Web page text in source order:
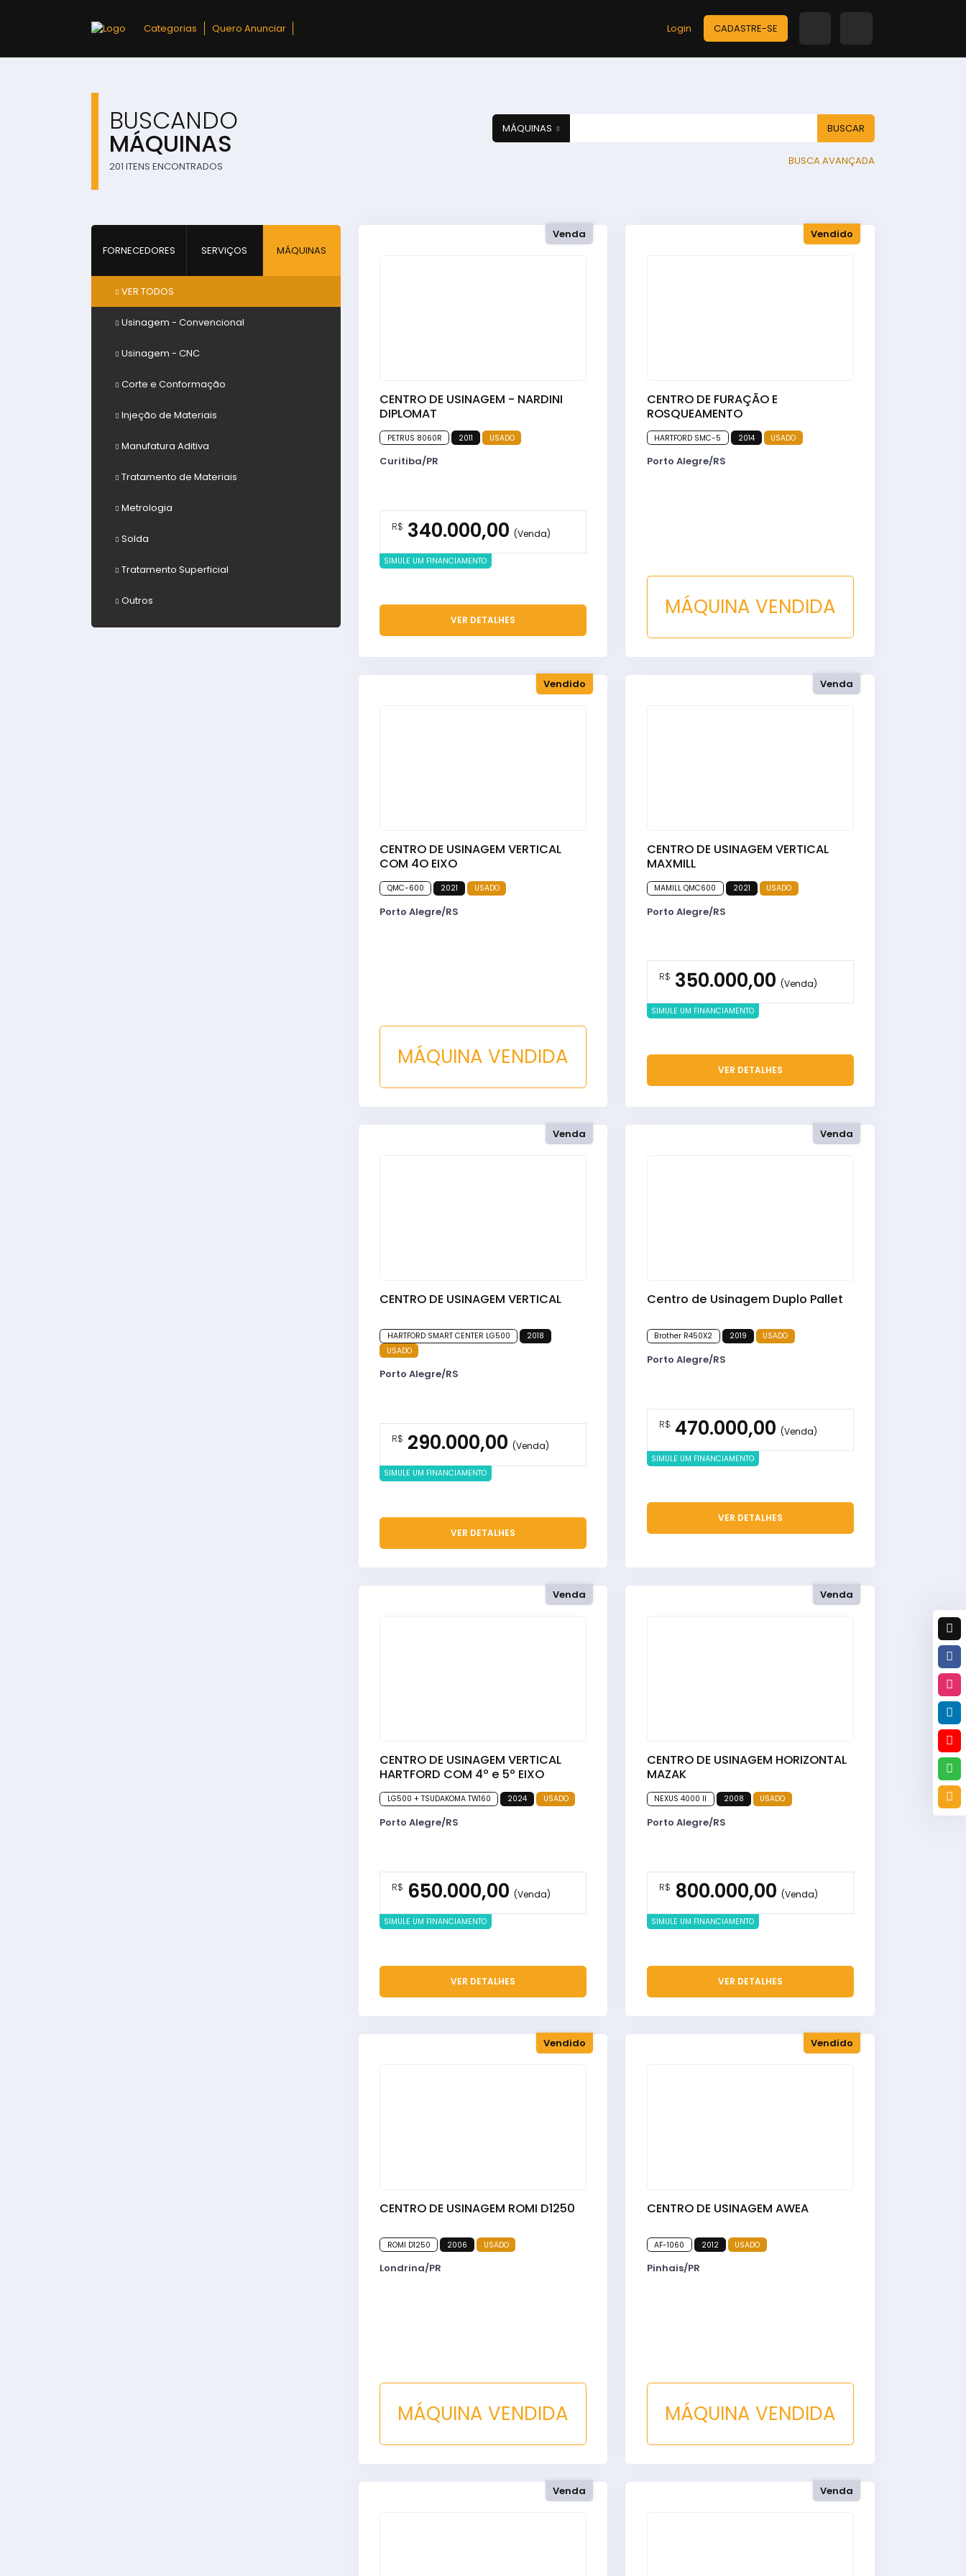
Categorias Quero Anunciar Login CADASTRE-SE
BUSCANDO
MÁQUINAS
201 ITENS ENCONTRADOS
MÁQUINAS BUSCAR
BUSCA AVANÇADA
FORNECEDORES SERVIÇOS MÁQUINAS
VER TODOS
Usinagem - Convencional
Usinagem - CNC
Corte e Conformação
Injeção de Materiais
Manufatura Aditiva
Tratamento de Materiais
Metrologia
Solda
Tratamento Superficial
Outros
Venda
CENTRO DE USINAGEM - NARDINI
DIPLOMAT
PETRUS 8060R 2011 USADO
Curitiba/PR
R$ 340.000,00(Venda)
SIMULE UM FINANCIAMENTO
VER DETALHES
Vendido
CENTRO DE FURAÇÃO E
ROSQUEAMENTO
HARTFORD SMC-5 2014 USADO
Porto Alegre/RS
MÁQUINA VENDIDA
Vendido
CENTRO DE USINAGEM VERTICAL
COM 4O EIXO
QMC-600 2021 USADO
Porto Alegre/RS
MÁQUINA VENDIDA
Venda
CENTRO DE USINAGEM VERTICAL
MAXMILL
MAMILL QMC600 2021 USADO
Porto Alegre/RS
R$ 350.000,00 (Venda)
SIMULE UM FINANCIAMENTO
VER DETALHES
Venda
CENTRO DE USINAGEM VERTICAL
HARTFORD SMART CENTER LG500
2018
USADO
Porto Alegre/RS
R$ 290.000,00(Venda)
SIMULE UM FINANCIAMENTO
VER DETALHES
Venda
Centro de Usinagem Duplo Pallet
Brother R450X2 2019 USADO
Porto Alegre/RS
R$ 470.000,00 (Venda)
SIMULE UM FINANCIAMENTO
VER DETALHES
Venda
CENTRO DE USINAGEM VERTICAL
HARTFORD COM 4º e 5º EIXO
LG500 + TSUDAKOMA TW160 2024 USADO
Porto Alegre/RS
R$ 650.000,00(Venda)
SIMULE UM FINANCIAMENTO
VER DETALHES
Venda
CENTRO DE USINAGEM HORIZONTAL
MAZAK
NEXUS 4000 II 2008 USADO
Porto Alegre/RS
R$ 800.000,00 (Venda)
SIMULE UM FINANCIAMENTO
VER DETALHES
Vendido
CENTRO DE USINAGEM ROMI D1250
ROMI D1250 2006 USADO
Londrina/PR
MÁQUINA VENDIDA
Vendido
CENTRO DE USINAGEM AWEA
AF-1060 2012 USADO
Pinhais/PR
MÁQUINA VENDIDA
Venda Venda